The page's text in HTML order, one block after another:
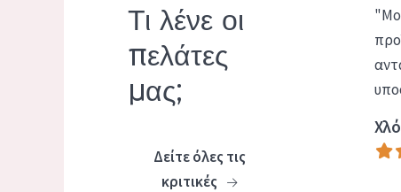
Τι λένε οι
πελάτες
μας;
Δείτε όλες τις
κριτικές